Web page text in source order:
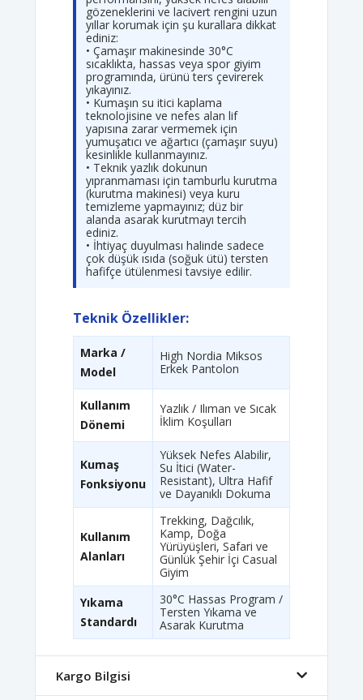
gözeneklerini ve lacivert rengini uzun
yıllar korumak için şu kurallara dikkat
ediniz:
• Çamaşır makinesinde 30°C
sıcaklıkta, hassas veya spor giyim
programında, ürünü ters çevirerek
yıkayınız.
• Kumaşın su itici kaplama
teknolojisine ve nefes alan lif
yapısına zarar vermemek için
yumuşatıcı ve ağartıcı (çamaşır suyu)
kesinlikle kullanmayınız.
• Teknik yazlık dokunun
yıpranmaması için tamburlu kurutma
(kurutma makinesi) veya kuru
temizleme yapmayınız; düz bir
alanda asarak kurutmayı tercih
ediniz.
• İhtiyaç duyulması halinde sadece
çok düşük ısıda (soğuk ütü) tersten
hafifçe ütülenmesi tavsiye edilir.
Teknik Özellikler:
Marka /
Model
High Nordia Miksos
Erkek Pantolon
Kullanım
Dönemi
Yazlık / Ilıman ve Sıcak
İklim Koşulları
Kumaş
Fonksiyonu
Yüksek Nefes Alabilir,
Su İtici (Water-
Resistant), Ultra Hafif
ve Dayanıklı Dokuma
Kullanım
Alanları
Trekking, Dağcılık,
Kamp, Doğa
Yürüyüşleri, Safari ve
Günlük Şehir İçi Casual
Giyim
Yıkama
Standardı
30°C Hassas Program /
Tersten Yıkama ve
Asarak Kurutma
Kargo Bilgisi